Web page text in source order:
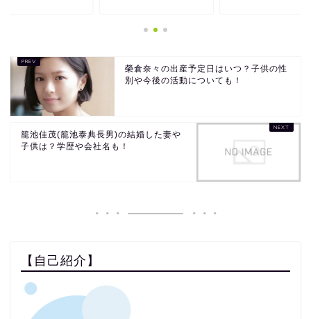
榮倉奈々の出産予定日はいつ？子供の性
別や今後の活動についても！
籠池佳茂(籠池泰典長男)の結婚した妻や
子供は？学歴や会社名も！
【自己紹介】